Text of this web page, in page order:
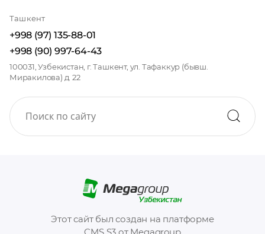
Этот сайт был создан на платформе
Ташкент
+998 (97) 135-88-01
+998 (90) 997-64-43
100031, Узбекистан, г. Ташкент, ул. Тафаккур (бывш.
Миракилова) д. 22